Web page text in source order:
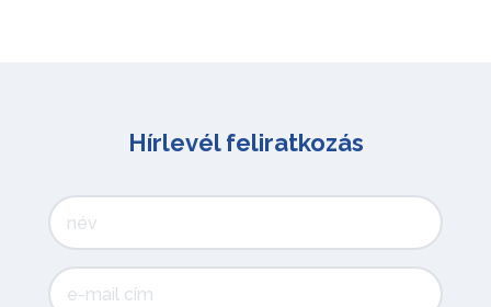
Hírlevél feliratkozás